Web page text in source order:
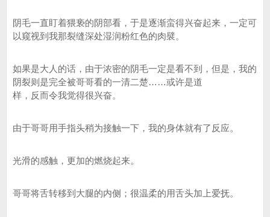
阴毛一直盯着猥亵的阴部看，于是逐渐蛮得兴奋起来，一定可
以窥视到我那裂缝深处湿润粉红色的肉襞。
如果是大人的话，由于浓密的阴毛一定是看不到，但是，我的
阴裂则是完全被哥哥看的一清二楚……或许是道
样，反而令我觉得很兴奋。
由于哥哥用手指头稍为接触一下，我的身体就有了反应。
光滑的感触，更加的燃烧起来。
哥哥将舌转移到大腿的内侧；很温柔的用舌头加上爱抚。